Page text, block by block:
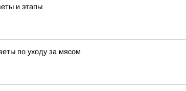
и этапы
по уходу за мясом